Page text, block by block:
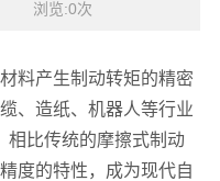
浏览:0次
料产生制动转矩的精密
、造纸、机器人等行业
相比传统的摩擦式制动
度的特性，成为现代自